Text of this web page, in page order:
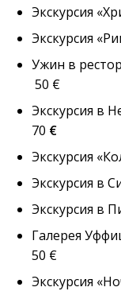
Экскурсия
Экскурсия
Ужин в
50 €
Экскурсия в
70 €
Экскурсия
Экскурсия в
Экскурсия в
Галерея
50 €
Экскурсия